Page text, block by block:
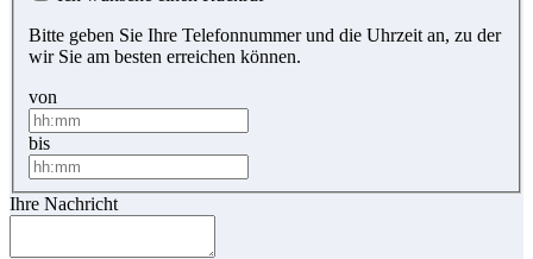
Bitte geben Sie Ihre Telefonnummer und die Uhrzeit an, zu der
wir Sie am besten erreichen können.
von
bis
Ihre Nachricht